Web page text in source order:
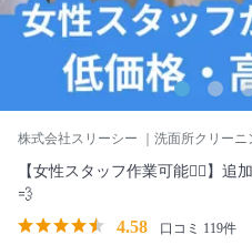
株式会社スリーシー ｜洗面所クリーニ
【女性スタッフ作業可能🙆‍♀️】追
💨
4.58 口コミ 119件